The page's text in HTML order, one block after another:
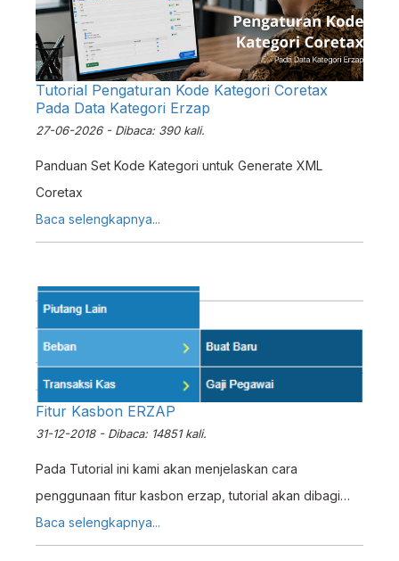
Tutorial Pengaturan Kode Kategori Coretax
Pada Data Kategori Erzap
27-06-2026 - Dibaca: 390 kali.
Panduan Set Kode Kategori untuk Generate XML
Coretax
Baca selengkapnya...
Fitur Kasbon ERZAP
31-12-2018 - Dibaca: 14851 kali.
Pada Tutorial ini kami akan menjelaskan cara
penggunaan fitur kasbon erzap, tutorial akan dibagi
menjadi 3 bagian yaitu Menginputkan Kas Bon,
Membayar Kas Bon lewat Manajemen Data Kas Bon,
Baca selengkapnya...